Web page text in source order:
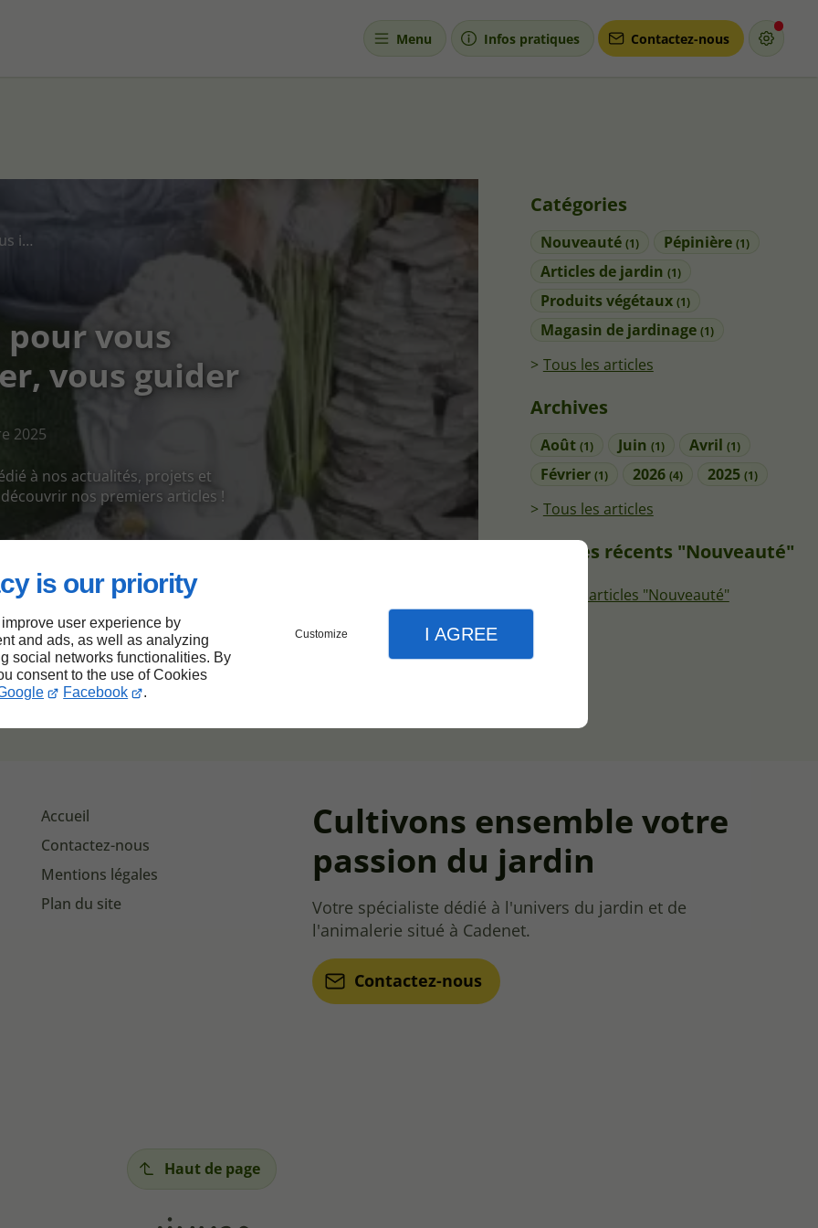
is our priority
user experience by
and ads, as well as analyzing
social networks functionalities. By
consent to the use of Cookies
Facebook .
Customize I AGREE
Menu Infos pratiques Contactez-nous
Catégories
Nouveauté (1) Pépinière(1)
Articles de jardin (1)
Produits végétaux (1)
Magasin de jardinage (1)
Tous les articles
Archives
Août (1) Juin(1) Avril(1)
Février (1) 2026(4) 2025(1)
Tous les articles
Articles récents "Nouveauté"
Plus d'articles "Nouveauté"
Des contenus pensés pour vous informer, vous inspirer, vous guider
pour vous
vous guider
2025
à nos actualités, projets et
nos premiers articles !
permet à chacun d’accéder plus facilement à nos services et
en respectant les meilleures pratiques d’accessibilité afin
notre site pour réduire notre empreinte numérique.
performance, responsabilité et accessibilité.
Accueil
Contactez-nous
Mentions légales
Plan du site
Cultivons ensemble votre
passion du jardin
Votre spécialiste dédié à l'univers du jardin et de
l'animalerie situé à Cadenet.
Contactez-nous
Haut de page